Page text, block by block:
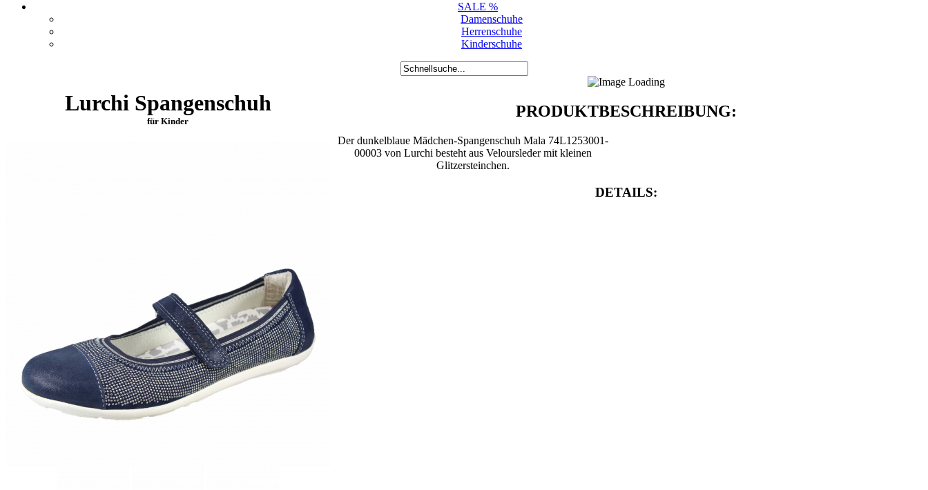
SALE %
Damenschuhe
Herrenschuhe
Kinderschuhe
Lurchi Spangenschuh
für Kinder
PRODUKTBESCHREIBUNG:
Der dunkelblaue Mädchen-Spangenschuh Mala 74L1253001-
00003 von Lurchi besteht aus Veloursleder mit kleinen
Glitzersteinchen.
DETAILS: